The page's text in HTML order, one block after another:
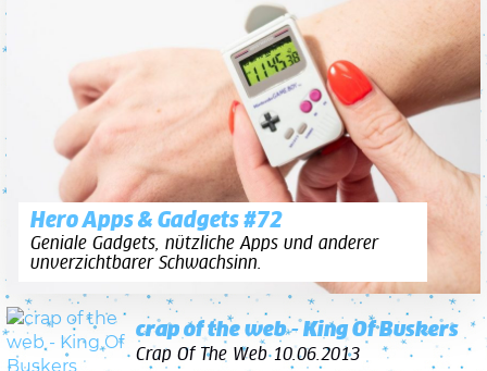
Hero Apps & Gadgets #72
Geniale Gadgets, nützliche Apps und anderer
unverzichtbarer Schwachsinn.
crap of the web - King Of Buskers
Crap Of The Web10.06.2013